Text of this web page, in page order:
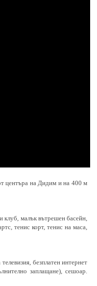
центъра на Дидим и на 400 м
клуб, малък вътрешен басейн,
тенис корт, тенис на маса,
безплатен интернет
заплащане), сешоар.